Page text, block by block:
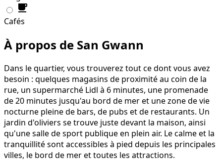
Cafés
À propos de San Gwann
Dans le quartier, vous trouverez tout ce dont vous avez
besoin : quelques magasins de proximité au coin de la
rue, un supermarché Lidl à 6 minutes, une promenade
de 20 minutes jusqu'au bord de mer et une zone de vie
nocturne pleine de bars, de pubs et de restaurants. Un
jardin d'oliviers se trouve juste devant la maison, ainsi
qu'une salle de sport publique en plein air. Le calme et la
tranquillité sont accessibles à pied depuis les principales
villes, le bord de mer et toutes les attractions.